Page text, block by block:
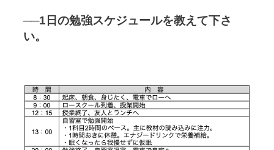
──1日の勉強スケジュールを教えて下さ
い。